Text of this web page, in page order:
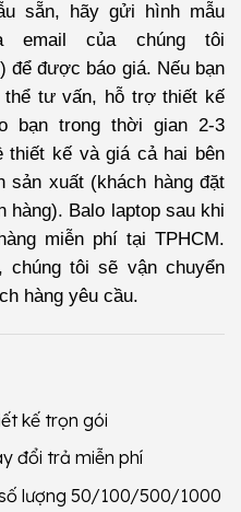
sẵn, hãy gửi hình mẫu
email của chúng tôi
) để được báo giá. Nếu bạn
tư vấn, hỗ trợ thiết kế
bạn trong thời gian 2-3
thiết kế và giá cả hai bên
sản xuất (khách hàng đặt
hàng). Balo laptopsau khi
miễn phí tại TPHCM.
tôi sẽ vận chuyển
hàng yêu cầu.
kế trọn gói
đổi trả miễn phí
lượng 50/100/500/1000